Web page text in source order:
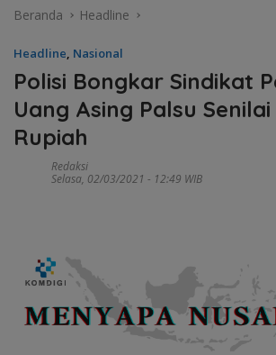
Beranda Headline
Headline, Nasional
Polisi Bongkar Sindikat
Uang Asing Palsu
Rupiah
Redaksi
Selasa, 02/03/2021 - 12:49 WIB